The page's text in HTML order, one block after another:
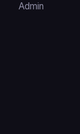
Admin